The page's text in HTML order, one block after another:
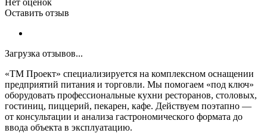
Оставить отзыв
Загрузка отзывов...
«ТМ Проект» специализируется на комплексном оснащении
предприятий питания и торговли. Мы помогаем «под ключ»
оборудовать профессиональные кухни ресторанов, столовых,
гостиниц, пиццерий, пекарен, кафе. Действуем поэтапно —
от консультации и анализа гастрономического формата до
ввода объекта в эксплуатацию.